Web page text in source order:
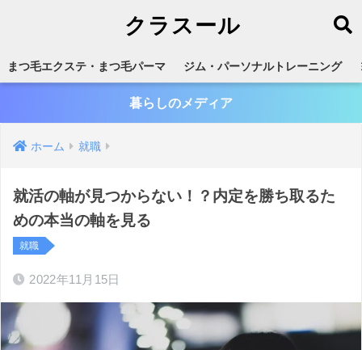
クラスール
まつ毛エクステ・まつ毛パーマ ジム・パーソナルトレーニング
暮らしのメディア
ホーム 就職
就活の軸が見つからない！？内定を勝ち取るた
めの本当の軸を見る
就職
2022年11月15日